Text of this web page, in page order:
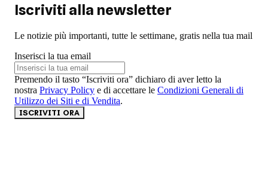
Iscriviti alla newsletter
Le notizie più importanti, tutte le settimane, gratis nella tua mail
Inserisci la tua email
Premendo il tasto “Iscriviti ora” dichiaro di aver letto la
nostra Privacy Policy e di accettare le Condizioni Generali di
Utilizzo dei Siti e di Vendita.
ISCRIVITI ORA